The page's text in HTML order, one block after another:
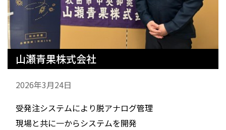
山瀬青果株式会社
2026年3月24日
受発注システムにより脱アナログ管理
現場と共に一からシステムを開発